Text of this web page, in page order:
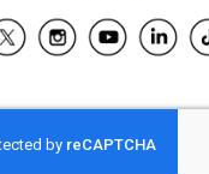
Samsung El Salvador
Samsung Honduras
Samsung Nicaragua